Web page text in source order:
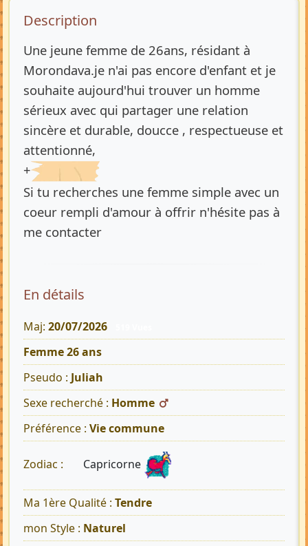
Description de l’annonce
Description
Une jeune femme de 26ans, résidant à
Morondava.je n'ai pas encore d'enfant et je
souhaite aujourd'hui trouver un homme
sérieux avec qui partager une relation
sincère et durable, doucce , respectueuse et
attentionné,
+
Si tu recherches une femme simple avec un
coeur rempli d'amour à offrir n'hésite pas à
me contacter
En détails
Maj: 20/07/2026
Femme 26 ans
Pseudo : Juliah
Sexe recherché : Homme
Préférence : Vie commune
Zodiac : Capricorne
Ma 1ère Qualité : Tendre
mon Style : Naturel